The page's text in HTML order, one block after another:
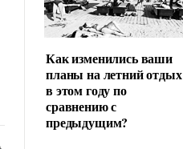
Как изменились ваши
планы на летний отдых
в этом году по
сравнению с
предыдущим?